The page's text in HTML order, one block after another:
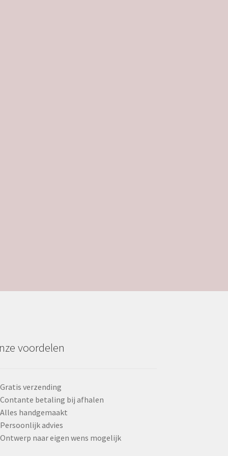
voordelen
verzending
betaling bij afhalen
handgemaakt
advies
naar eigen wens mogelijk